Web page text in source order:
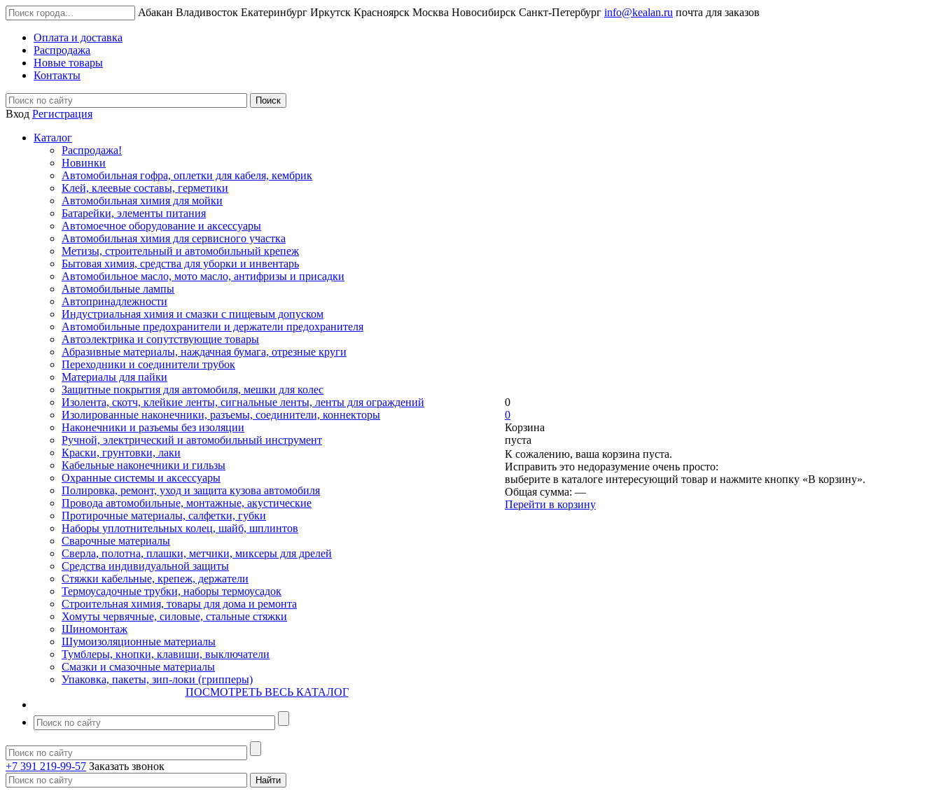
Абакан Владивосток Екатеринбург Иркутск Красноярск Москва Новосибирск Санкт-Петербург info@kealan.ru почта для заказов
Оплата и доставка
Распродажа
Новые товары
Контакты
Вход Регистрация
Каталог
Распродажа!
Новинки
Автомобильная гофра, оплетки для кабеля, кембрик
Клей, клеевые составы, герметики
Автомобильная химия для мойки
Батарейки, элементы питания
Автомоечное оборудование и аксессуары
Автомобильная химия для сервисного участка
Метизы, строительный и автомобильный крепеж
Бытовая химия, средства для уборки и инвентарь
Автомобильное масло, мото масло, антифризы и присадки
Автомобильные лампы
Автопринадлежности
Индустриальная химия и смазки с пищевым допуском
Автомобильные предохранители и держатели предохранителя
Автоэлектрика и сопутствующие товары
Абразивные материалы, наждачная бумага, отрезные круги
Переходники и соединители трубок
Материалы для пайки
Защитные покрытия для автомобиля, мешки для колес
Изолента, скотч, клейкие ленты, сигнальные ленты, ленты для ограждений
Изолированные наконечники, разъемы, соединители, коннекторы
Наконечники и разъемы без изоляции
Ручной, электрический и автомобильный инструмент
Краски, грунтовки, лаки
Кабельные наконечники и гильзы
Охранные системы и аксессуары
Полировка, ремонт, уход и защита кузова автомобиля
Провода автомобильные, монтажные, акустические
Протирочные материалы, салфетки, губки
Наборы уплотнительных колец, шайб, шплинтов
Сварочные материалы
Сверла, полотна, плашки, метчики, миксеры для дрелей
Средства индивидуальной защиты
Стяжки кабельные, крепеж, держатели
Термоусадочные трубки, наборы термоусадок
Строительная химия, товары для дома и ремонта
Хомуты червячные, силовые, стальные стяжки
Шиномонтаж
Шумоизоляционные материалы
Тумблеры, кнопки, клавиши, выключатели
Смазки и смазочные материалы
Упаковка, пакеты, зип-локи (грипперы)
ПОСМОТРЕТЬ ВЕСЬ КАТАЛОГ
+7 391 219-99-57 Заказать звонок
0
0
Корзина
пуста
К сожалению, ваша корзина пуста.
Исправить это недоразумение очень просто:
выберите в каталоге интересующий товар и нажмите кнопку «В корзину».
Общая сумма: —
Перейти в корзину